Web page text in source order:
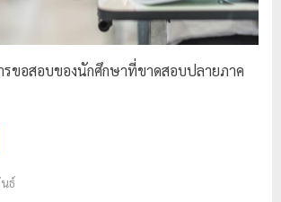
รขอสอบของนักศึกษาที่ขาดสอบปลายภาค
ธ์